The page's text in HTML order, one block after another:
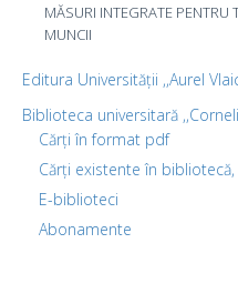
MĂSURI INTEGRATE
MUNCII
Editura Universității ,,Aurel
Biblioteca universitară
Cărți în format pdf
Cărți existente în
E-biblioteci
Abonamente